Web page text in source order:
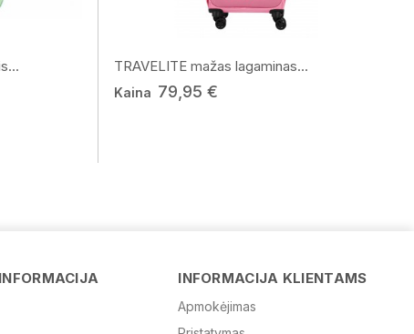
TRAVELITE mažas lagaminas...
Kaina 79,95 €
INFORMACIJA KLIENTAMS
Apmokėjimas